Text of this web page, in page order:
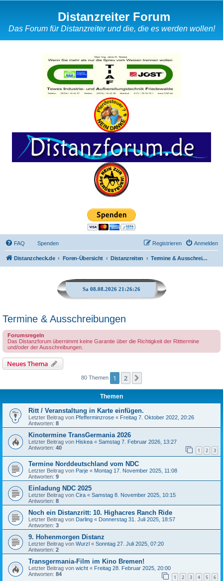
Distanzreiter Forum
Das Forum für Distanzreiter und die, die es werden wollen!
FAQ Spenden Anmelden
Registrieren
Distanzcheck.de Foren-Übersicht Distanzreiten Termine & Ausschreibungen
Sa 08.08.2026 21:26:27
Termine & Ausschreibungen
Forumsregeln
Das Distanzforum übernimmt keine Garantie über die Richtigkeit der Ritttermine
und/oder der Ausschreibungen.
Neues Thema
80 Themen 1 2
Themen
Ritt / Veranstaltung in Karte einfügen.
Letzter Beitrag von Pfefferminzrose « Freitag 7. Oktober 2022, 20:26
Antworten: 8
Kinotermine TransGermania 2026
Letzter Beitrag von Hiskea « Samstag 7. Februar 2026, 13:27
Antworten: 40 1 2 3
Termine Norddeutschland vom NDC
Letzter Beitrag von Parje « Montag 17. November 2025, 11:08
Antworten: 9
Einladung NDC 2025
Letzter Beitrag von Cira « Samstag 8. November 2025, 10:15
Antworten: 8
Noch ein Distanzritt: 10. Highacres Ranch Ride
Letzter Beitrag von Darling « Donnerstag 31. Juli 2025, 18:57
Antworten: 3
9. Hohenmorgen Distanz
Letzter Beitrag von Wurzl « Sonntag 27. Juli 2025, 07:20
Antworten: 2
Transgermania-Film im Kino Bremen!
Letzter Beitrag von wicht « Freitag 28. Februar 2025, 20:00
Antworten: 84 1 2 3 4 5 6